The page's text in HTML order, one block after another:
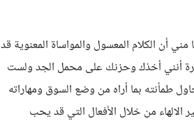
أن الكلام المعسول والمواساة المعنوية قد
أنني أخذك وحزنك على محمل الجد ولست
طمأنته بما أراه من وضع السوق ومهاراته
الالهاء من خلال الأفعال التي قد يحب